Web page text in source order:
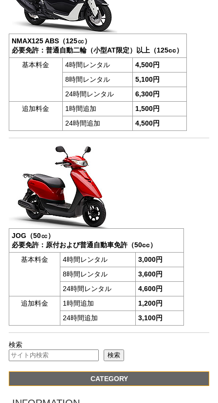
NMAX125 ABS（125㏄）
必要免許：普通自動二輪（小型AT限定）以上（125cc）
基本料金
4時間レンタル
4,500円
8時間レンタル
5,100円
24時間レンタル
6,300円
追加料金
1時間追加
1,500円
24時間追加
4,500円
JOG（50㏄）
必要免許：原付および普通自動車免許（50cc）
基本料金
4時間レンタル
3,000円
8時間レンタル
3,600円
24時間レンタル
4,600円
追加料金
1時間追加
1,200円
24時間追加
3,100円
検索
検索
CATEGORY